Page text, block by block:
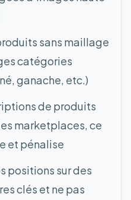
sans maillage
catégories
ganache, etc.)
de produits
marketplaces, ce
et pénalise
positions sur des
clés et ne pas